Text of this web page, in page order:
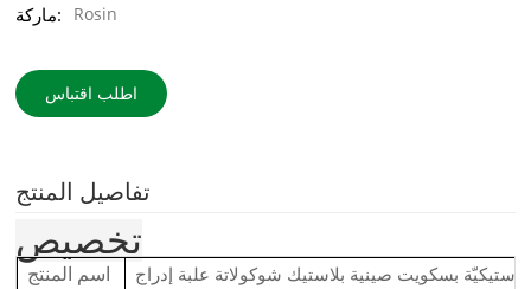
ماركة: Rosin
اطلب اقتباس
تفاصيل المنتج
تخصيص
اسم المنتج بسكويت صينية بلاستيك شوكولاتة علبة إدراج